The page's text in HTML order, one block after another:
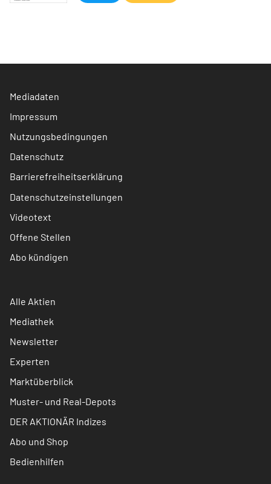
Mediadaten
Impressum
Nutzungsbedingungen
Datenschutz
Barrierefreiheitserklärung
Datenschutzeinstellungen
Videotext
Offene Stellen
Abo kündigen
Alle Aktien
Mediathek
Newsletter
Experten
Marktüberblick
Muster- und Real-Depots
DER AKTIONÄR Indizes
Abo und Shop
Bedienhilfen